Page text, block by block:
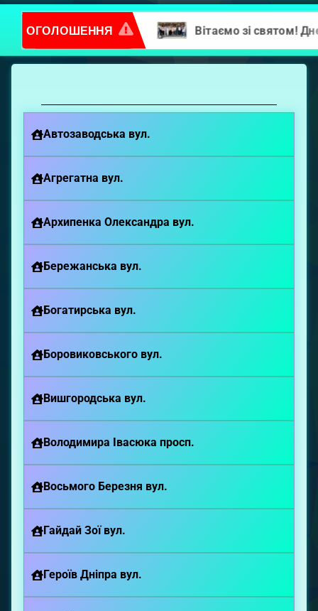
ОГОЛОШЕННЯ Вітаємо зі святом! Днем вишиванки!
будинок
Автозаводська вул.
Агрегатна вул.
Архипенка Олександра вул.
Бережанська вул.
Богатирська вул.
Боровиковського вул.
Вишгородська вул.
Володимира Івасюка просп.
Восьмого Березня вул.
Гайдай Зої вул.
Героїв Дніпра вул.